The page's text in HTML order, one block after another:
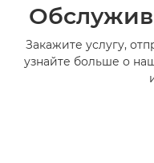
Закажите услугу,
узнайте больше о